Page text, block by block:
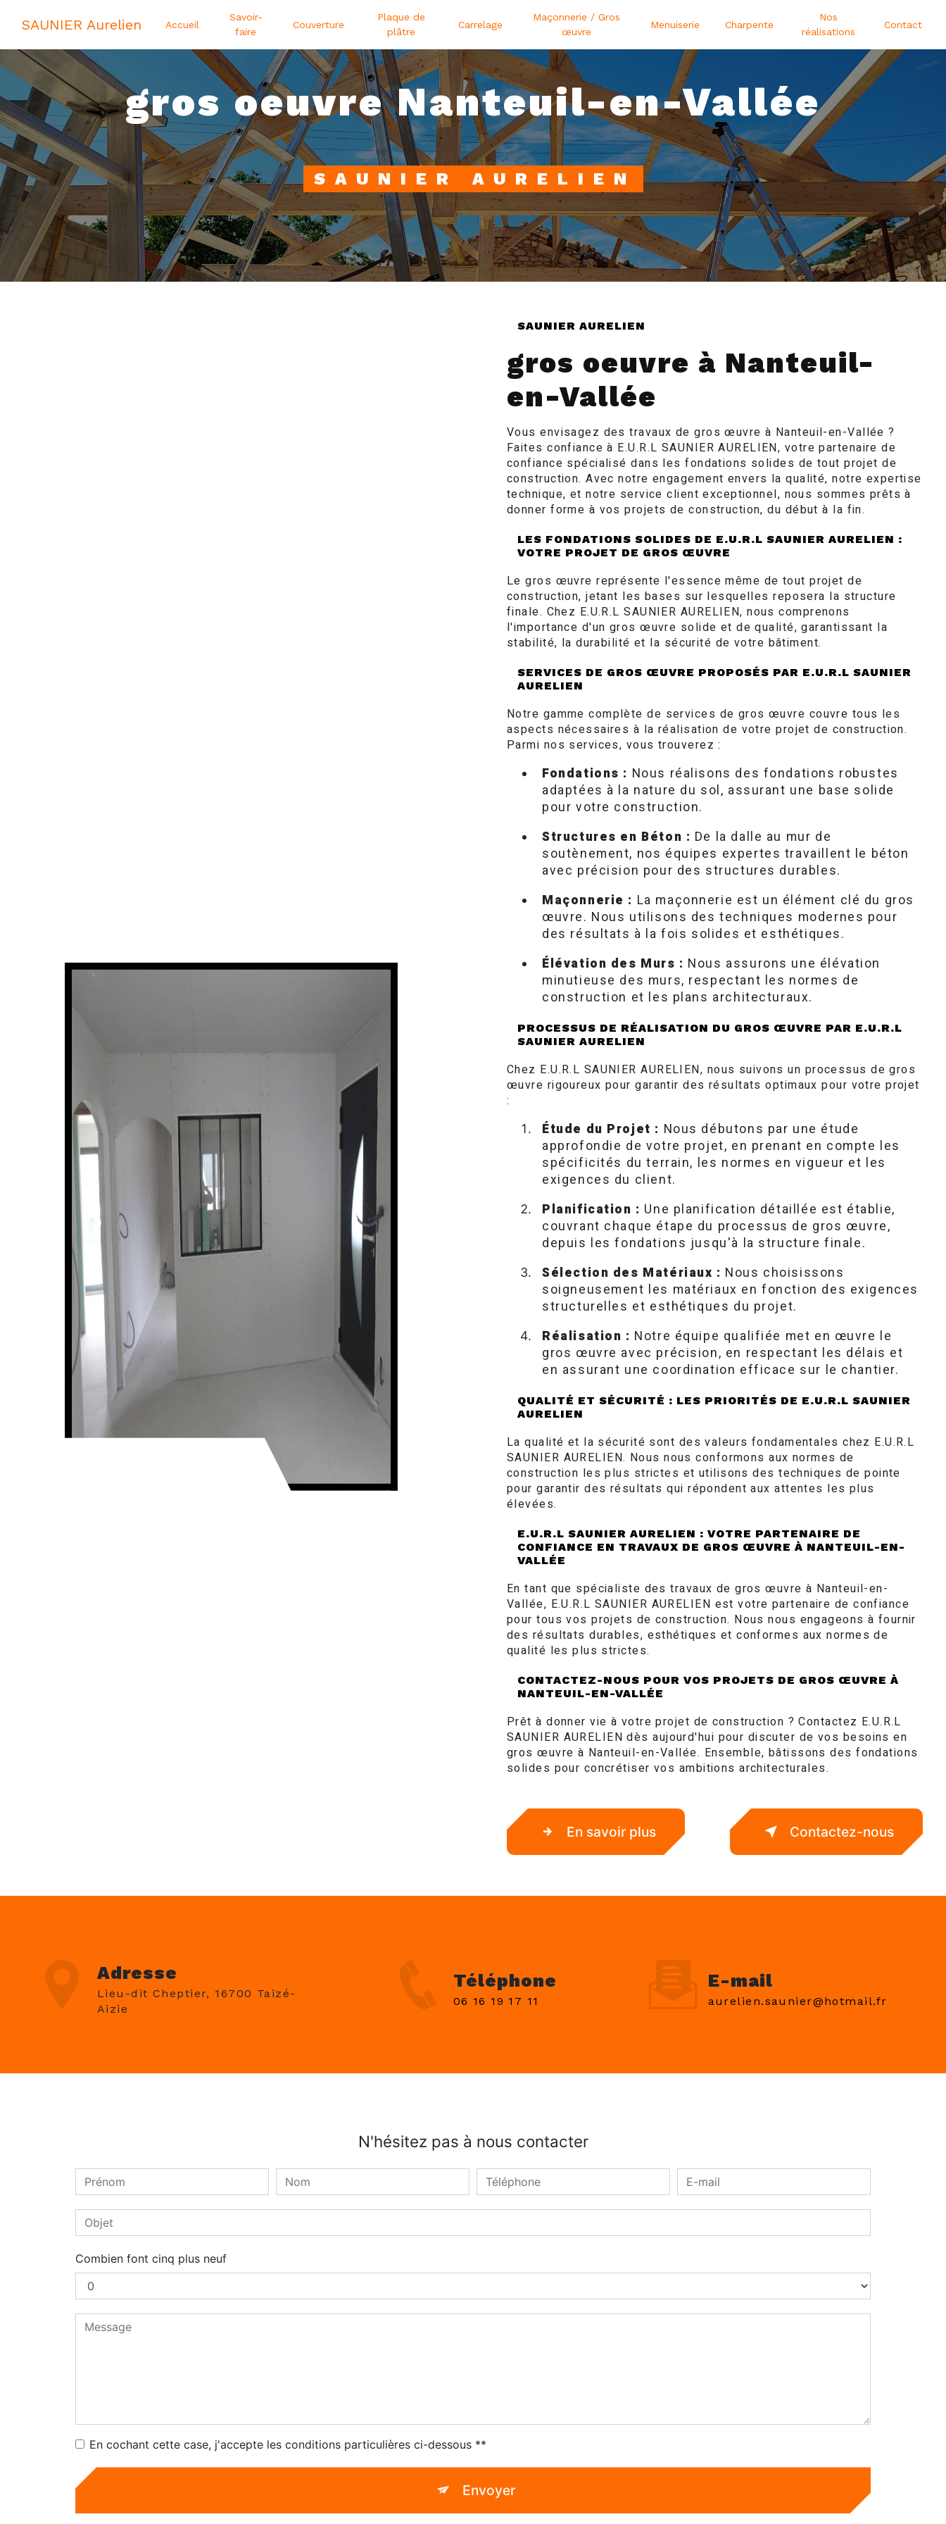
SAUNIER Aurelien Accueil
Savoir-
faire
Couverture
Plaque de
plâtre
Carrelage
Maçonnerie / Gros
œuvre
Menuiserie Charpente
Nos
réalisations
Contact
gros oeuvre Nanteuil-en-Vallée
SAUNIER AURELIEN
SAUNIER AURELIEN
gros oeuvre à Nanteuil-
en-Vallée
Vous envisagez des travaux de gros œuvre à Nanteuil-en-Vallée ?
Faites confiance à E.U.R.L SAUNIER AURELIEN, votre partenaire de
confiance spécialisé dans les fondations solides de tout projet de
construction. Avec notre engagement envers la qualité, notre expertise
technique, et notre service client exceptionnel, nous sommes prêts à
donner forme à vos projets de construction, du début à la fin.
LES FONDATIONS SOLIDES DE E.U.R.L SAUNIER AURELIEN :
VOTRE PROJET DE GROS ŒUVRE
Le gros œuvre représente l'essence même de tout projet de
construction, jetant les bases sur lesquelles reposera la structure
finale. Chez E.U.R.L SAUNIER AURELIEN, nous comprenons
l'importance d'un gros œuvre solide et de qualité, garantissant la
stabilité, la durabilité et la sécurité de votre bâtiment.
SERVICES DE GROS ŒUVRE PROPOSÉS PAR E.U.R.L SAUNIER
AURELIEN
Notre gamme complète de services de gros œuvre couvre tous les
aspects nécessaires à la réalisation de votre projet de construction.
Parmi nos services, vous trouverez :
Fondations : Nous réalisons des fondations robustes
adaptées à la nature du sol, assurant une base solide
pour votre construction.
Structures en Béton : De la dalle au mur de
soutènement, nos équipes expertes travaillent le béton
avec précision pour des structures durables.
Maçonnerie : La maçonnerie est un élément clé du gros
œuvre. Nous utilisons des techniques modernes pour
des résultats à la fois solides et esthétiques.
Élévation des Murs : Nous assurons une élévation
minutieuse des murs, respectant les normes de
construction et les plans architecturaux.
PROCESSUS DE RÉALISATION DU GROS ŒUVRE PAR E.U.R.L
SAUNIER AURELIEN
Chez E.U.R.L SAUNIER AURELIEN, nous suivons un processus de gros
œuvre rigoureux pour garantir des résultats optimaux pour votre projet
:
Étude du Projet : Nous débutons par une étude
approfondie de votre projet, en prenant en compte les
spécificités du terrain, les normes en vigueur et les
exigences du client.
Planification : Une planification détaillée est établie,
couvrant chaque étape du processus de gros œuvre,
depuis les fondations jusqu'à la structure finale.
Sélection des Matériaux : Nous choisissons
soigneusement les matériaux en fonction des exigences
structurelles et esthétiques du projet.
Réalisation : Notre équipe qualifiée met en œuvre le
gros œuvre avec précision, en respectant les délais et
en assurant une coordination efficace sur le chantier.
QUALITÉ ET SÉCURITÉ : LES PRIORITÉS DE E.U.R.L SAUNIER
AURELIEN
La qualité et la sécurité sont des valeurs fondamentales chez E.U.R.L
SAUNIER AURELIEN. Nous nous conformons aux normes de
construction les plus strictes et utilisons des techniques de pointe
pour garantir des résultats qui répondent aux attentes les plus
élevées.
E.U.R.L SAUNIER AURELIEN : VOTRE PARTENAIRE DE
CONFIANCE EN TRAVAUX DE GROS ŒUVRE À NANTEUIL-EN-
VALLÉE
En tant que spécialiste des travaux de gros œuvre à Nanteuil-en-
Vallée, E.U.R.L SAUNIER AURELIEN est votre partenaire de confiance
pour tous vos projets de construction. Nous nous engageons à fournir
des résultats durables, esthétiques et conformes aux normes de
qualité les plus strictes.
CONTACTEZ-NOUS POUR VOS PROJETS DE GROS ŒUVRE À
NANTEUIL-EN-VALLÉE
Prêt à donner vie à votre projet de construction ? Contactez E.U.R.L
SAUNIER AURELIEN dès aujourd'hui pour discuter de vos besoins en
gros œuvre à Nanteuil-en-Vallée. Ensemble, bâtissons des fondations
solides pour concrétiser vos ambitions architecturales.
En savoir plus Contactez-nous
Adresse
Lieu-dit Cheptier, 16700 Taizé-
Aizie
Téléphone
06 16 19 17 11
E-mail
aurelien.saunier@hotmail.fr
N'hésitez pas à nous contacter
Combien font cinq plus neuf
En cochant cette case, j'accepte les conditions particulières ci-dessous **
Envoyer